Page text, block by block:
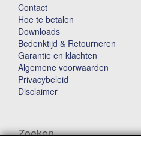
Contact
Hoe te betalen
Downloads
Bedenktijd & Retourneren
Garantie en klachten
Algemene voorwaarden
Privacybeleid
Disclaimer
Zoeken